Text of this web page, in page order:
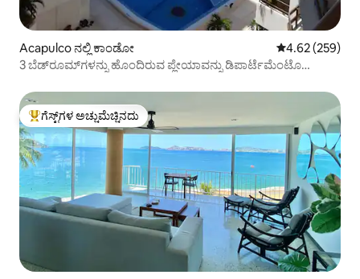
Acapulco ನಲ್ಲಿ ಕಾಂಡೋ 5 ರಲ್ಲಿ 4.62
4.62 (259)
3 ಬೆಡ್‌ರೂಮ್‌ಗಳನ್ನು ಹೊಂದಿರುವ ಪ್ಲೇಯಾವನ್ನು ಡಿಪಾರ್ಟೆಮೆಂಟೊ
ಗೆಸ್ಟ್‌ಗಳಿಗೆ ಅತಿ ಹೆಚ್ಚು ಅಚ್ಚುಮೆಚ್ಚಿನದು
ಗೆಸ್ಟ್‌ಗಳ ಅಚ್ಚುಮೆಚ್ಚಿನದು